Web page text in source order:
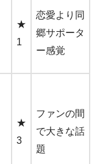
★
1
恋愛より同
郷サポータ
ー感覚
★
3
ファンの間
で大きな話
題